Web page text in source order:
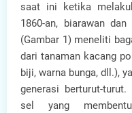
saat ini ketika
1860-an, biarawan
(Gambar 1) meneliti
dari tanaman kacang
biji, warna bunga, dll.),
generasi berturut-
sel yang